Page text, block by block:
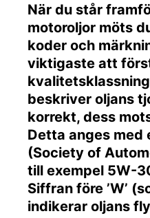
När du står
motoroljor möts
koder och
viktigaste att
beskriver oljans
korrekt, dess
Detta anges med
(Society of
till exempel 5W-
Siffran före ’W’
indikerar oljans